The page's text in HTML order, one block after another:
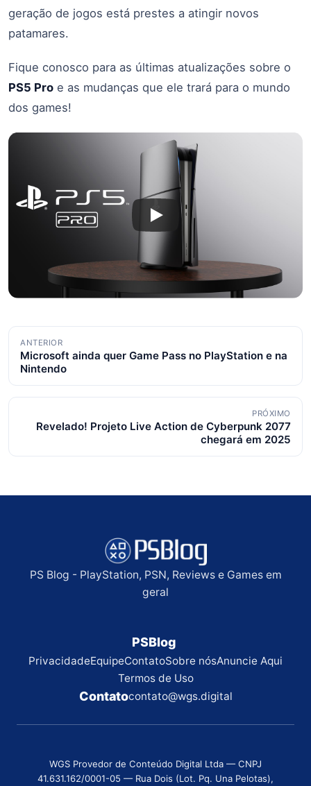
geração de jogos está prestes a atingir novos
patamares.
Fique conosco para as últimas atualizações sobre o
PS5 Pro e as mudanças que ele trará para o mundo
dos games!
Navegação
de
posts
ANTERIOR
Microsoft ainda quer Game Pass no PlayStation e na
Nintendo
PRÓXIMO
Revelado! Projeto Live Action de Cyberpunk 2077
chegará em 2025
PS Blog - PlayStation, PSN, Reviews e Games em
geral
PSBlog
PrivacidadeEquipeContatoSobre nósAnuncie Aqui
Termos de Uso
Contatocontato@wgs.digital
WGS Provedor de Conteúdo Digital Ltda — CNPJ
41.631.162/0001-05 — Rua Dois (Lot. Pq. Una Pelotas),